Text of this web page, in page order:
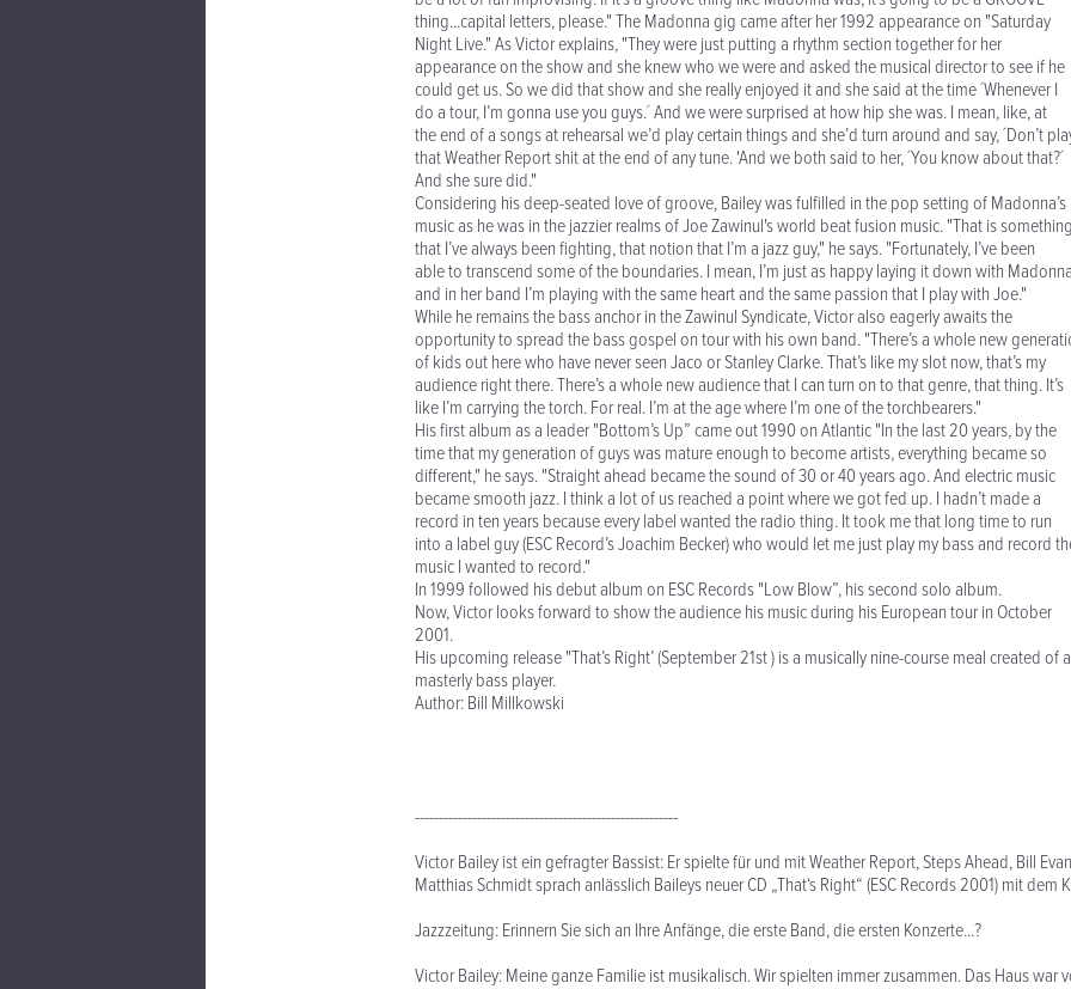
thing...capital letters, please." The Madonna gig came after her 1992 appearance on "Saturday
Night Live." As Victor explains, "They were just putting a rhythm section together for her
appearance on the show and she knew who we were and asked the musical director to see if he
could get us. So we did that show and she really enjoyed it and she said at the time ´Whenever I
do a tour, I’m gonna use you guys.´ And we were surprised at how hip she was. I mean, like, at
the end of a songs at rehearsal we’d play certain things and she’d turn around and say, ´Don’t
that Weather Report shit at the end of any tune. 'And we both said to her, ´You know about that?´
And she sure did."
Considering his deep-seated love of groove, Bailey was fulfilled in the pop setting of Madonna’s
music as he was in the jazzier realms of Joe Zawinul's world beat fusion music. "That is something
that I’ve always been fighting, that notion that I’m a jazz guy," he says. "Fortunately, I’ve been
able to transcend some of the boundaries. I mean, I’m just as happy laying it down with
and in her band I’m playing with the same heart and the same passion that I play with Joe."
While he remains the bass anchor in the Zawinul Syndicate, Victor also eagerly awaits the
opportunity to spread the bass gospel on tour with his own band. "There’s a whole new
of kids out here who have never seen Jaco or Stanley Clarke. That’s like my slot now, that’s my
audience right there. There’s a whole new audience that I can turn on to that genre, that thing. It’s
like I’m carrying the torch. For real. I’m at the age where I’m one of the torchbearers."
His first album as a leader "Bottom’s Up” came out 1990 on Atlantic "In the last 20 years, by the
time that my generation of guys was mature enough to become artists, everything became so
different," he says. "Straight ahead became the sound of 30 or 40 years ago. And electric music
became smooth jazz. I think a lot of us reached a point where we got fed up. I hadn’t made a
record in ten years because every label wanted the radio thing. It took me that long time to run
into a label guy (ESC Record’s Joachim Becker) who would let me just play my bass and record
music I wanted to record."
In 1999 followed his debut album on ESC Records "Low Blow”, his second solo album.
Now, Victor looks forward to show the audience his music during his European tour in October
2001.
His upcoming release "That’s Right’ (September 21st ) is a musically nine-course meal created of a
masterly bass player.
Author: Bill Millkowski
-------------------------------------------------------
Victor Bailey ist ein gefragter Bassist: Er spielte für und mit Weather Report, Steps Ahead, Bill
Matthias Schmidt sprach anlässlich Baileys neuer CD „That‘s Right“ (ESC Records 2001) mit dem
Jazzzeitung: Erinnern Sie sich an Ihre Anfänge, die erste Band, die ersten Konzerte...?
Victor Bailey: Meine ganze Familie ist musikalisch. Wir spielten immer zusammen. Das Haus war